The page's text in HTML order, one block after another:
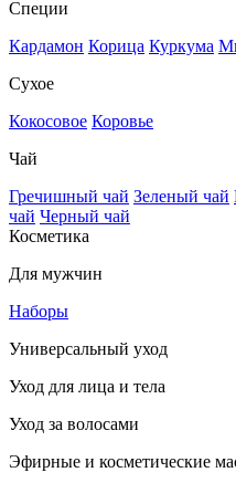
Специи
Кардамон Корица Куркума
Сухое
Кокосовое Коровье
Чай
Гречишный чай Зеленый чай
чай Черный чай
Косметика
Для мужчин
Наборы
Универсальный уход
Уход для лица и тела
Уход за волосами
Эфирные и косметические